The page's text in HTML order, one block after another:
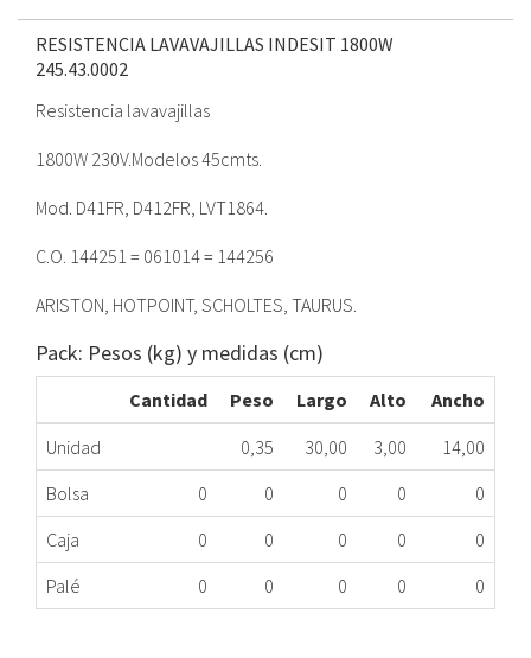
RESISTENCIA LAVAVAJILLAS INDESIT 1800W
245.43.0002
Resistencia lavavajillas
1800W 230V.Modelos 45cmts.
Mod. D41FR, D412FR, LVT1864.
C.O. 144251 = 061014 = 144256
ARISTON, HOTPOINT, SCHOLTES, TAURUS.
Pack: Pesos (kg) y medidas (cm)
Cantidad Peso Largo Alto
Ancho
Unidad
0,35 30,00 3,00
14,00
Bolsa
0 0 0 0
0
Caja
0 0 0 0
0
Palé
0 0 0 0 0